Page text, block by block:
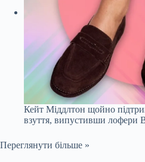
Кейт Міддлтон щойно
взуття, випустивши лофери
Переглянути більше »